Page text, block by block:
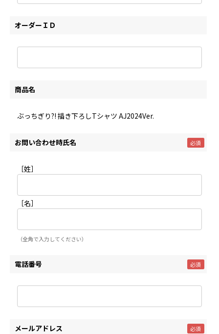
オーダーＩＤ
商品名
ぶっちぎり?! 描き下ろしTシャツ AJ2024Ver.
お問い合わせ時氏名
［姓］
［名］
（全角で入力してください）
電話番号
メールアドレス